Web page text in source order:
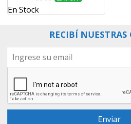
En Stock
RECIBÍ NUESTRAS